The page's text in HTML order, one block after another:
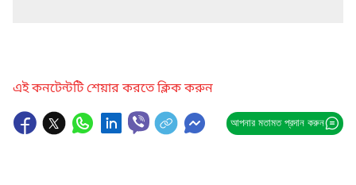
এই কনটেন্টটি শেয়ার করতে ক্লিক করুন
আপনার মতামত প্রদান করুন